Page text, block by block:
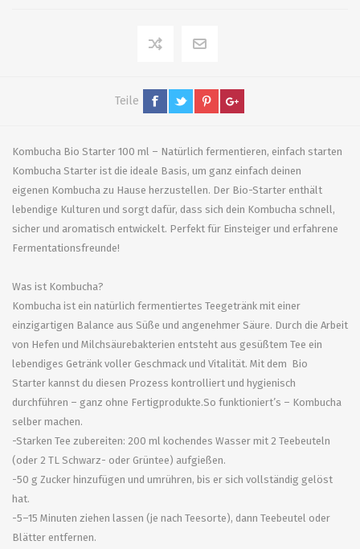
Teile
Kombucha Bio Starter 100 ml – Natürlich fermentieren, einfach starten
Kombucha Starter ist die ideale Basis, um ganz einfach deinen
eigenen Kombucha zu Hause herzustellen. Der Bio-Starter enthält
lebendige Kulturen und sorgt dafür, dass sich dein Kombucha schnell,
sicher und aromatisch entwickelt. Perfekt für Einsteiger und erfahrene
Fermentationsfreunde!
Was ist Kombucha?
Kombucha ist ein natürlich fermentiertes Teegetränk mit einer
einzigartigen Balance aus Süße und angenehmer Säure. Durch die Arbeit
von Hefen und Milchsäurebakterien entsteht aus gesüßtem Tee ein
lebendiges Getränk voller Geschmack und Vitalität. Mit dem Bio
Starter kannst du diesen Prozess kontrolliert und hygienisch
durchführen – ganz ohne Fertigprodukte.So funktioniert’s – Kombucha
selber machen.
-Starken Tee zubereiten: 200 ml kochendes Wasser mit 2 Teebeuteln
(oder 2 TL Schwarz- oder Grüntee) aufgießen.
-50 g Zucker hinzufügen und umrühren, bis er sich vollständig gelöst
hat.
-5–15 Minuten ziehen lassen (je nach Teesorte), dann Teebeutel oder
Blätter entfernen.